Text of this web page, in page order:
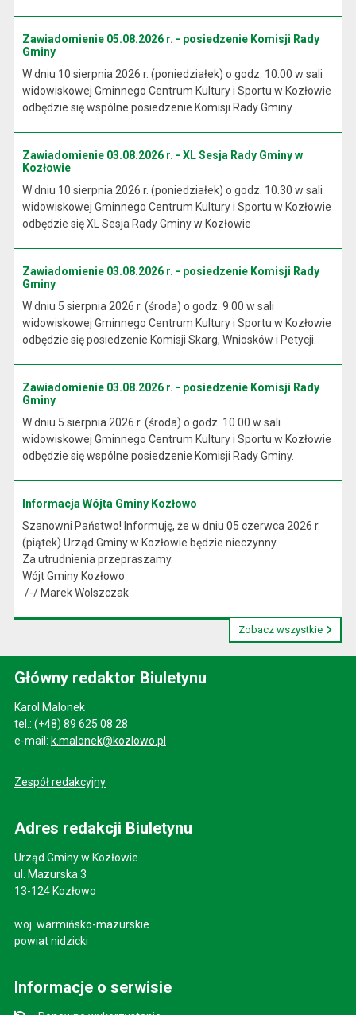
Zawiadomienie 05.08.2026 r. - posiedzenie Komisji Rady
Gminy
W dniu 10 sierpnia 2026 r. (poniedziałek) o godz. 10.00 w sali
widowiskowej Gminnego Centrum Kultury i Sportu w Kozłowie
odbędzie się wspólne posiedzenie Komisji Rady Gminy.
Zawiadomienie 03.08.2026 r. - XL Sesja Rady Gminy w
Kozłowie
W dniu 10 sierpnia 2026 r. (poniedziałek) o godz. 10.30 w sali
widowiskowej Gminnego Centrum Kultury i Sportu w Kozłowie
odbędzie się XL Sesja Rady Gminy w Kozłowie
Zawiadomienie 03.08.2026 r. - posiedzenie Komisji Rady
Gminy
W dniu 5 sierpnia 2026 r. (środa) o godz. 9.00 w sali
widowiskowej Gminnego Centrum Kultury i Sportu w Kozłowie
odbędzie się posiedzenie Komisji Skarg, Wniosków i Petycji.
Zawiadomienie 03.08.2026 r. - posiedzenie Komisji Rady
Gminy
W dniu 5 sierpnia 2026 r. (środa) o godz. 10.00 w sali
widowiskowej Gminnego Centrum Kultury i Sportu w Kozłowie
odbędzie się wspólne posiedzenie Komisji Rady Gminy.
Informacja Wójta Gminy Kozłowo
Szanowni Państwo! Informuję, że w dniu 05 czerwca 2026 r.
(piątek) Urząd Gminy w Kozłowie będzie nieczynny.
Za utrudnienia przepraszamy.
Wójt Gminy Kozłowo
/-/ Marek Wolszczak
Zobacz wszystkie
Główny redaktor Biuletynu
Karol Malonek
tel.: (+48) 89 625 08 28
e-mail: k.malonek@kozlowo.pl
Zespół redakcyjny
Adres redakcji Biuletynu
Urząd Gminy w Kozłowie
ul. Mazurska 3
13-124 Kozłowo
woj. warmińsko-mazurskie
powiat nidzicki
Informacje o serwisie